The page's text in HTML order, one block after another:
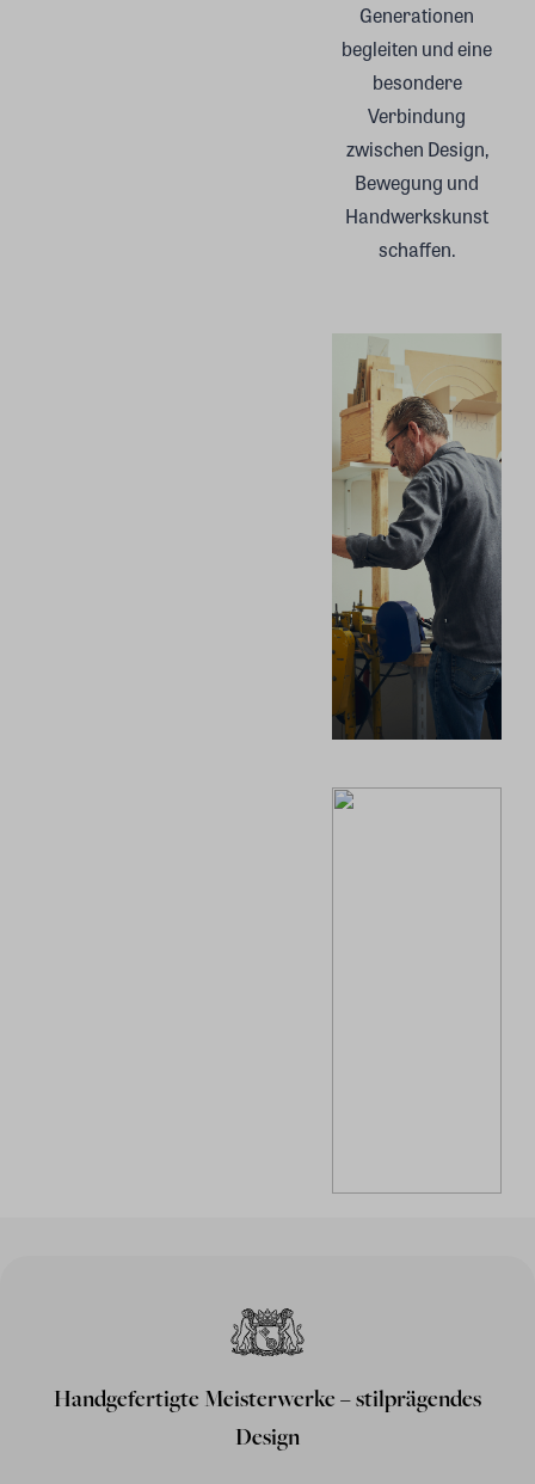
Generationen
begleiten und eine
besondere
Verbindung
zwischen Design,
Bewegung und
Handwerkskunst
schaffen.
Handgefertigte Meisterwerke – stilprägendes
Design